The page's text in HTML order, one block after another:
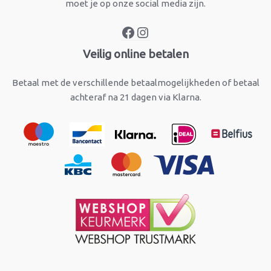
moet je op onze social media zijn.
Veilig online betalen
Betaal met de verschillende betaalmogelijkheden of betaal
achteraf na 21 dagen via Klarna.